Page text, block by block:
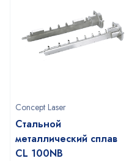
Concept Laser
Стальной
металлический сплав
CL 100NB